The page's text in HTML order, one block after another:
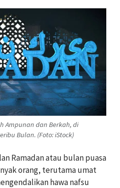
Ampunan dan Berkah, di
Bulan. (Foto: iStock)
Ramadan atau bulan puasa
orang, terutama umat
hawa nafsu